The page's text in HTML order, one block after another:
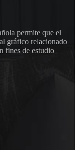
permite que el
gráfico relacionado
fines de estudio